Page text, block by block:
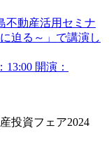
不動産活用セミナ
迫る～」で講演し
開演：
投資フェア2024